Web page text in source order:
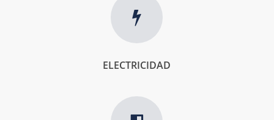
ELECTRICIDAD